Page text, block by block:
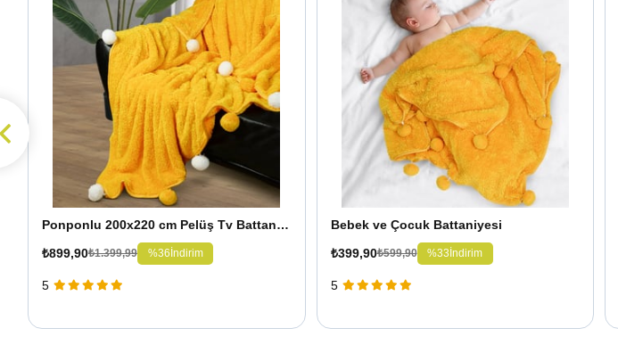
Ponponlu 200x220 cm Pelüş Tv Battaniyesi
₺899,90₺1.399,99 %36İndirim
5
Bebek ve Çocuk Battaniyesi
₺399,90₺599,90 %33İndirim
5